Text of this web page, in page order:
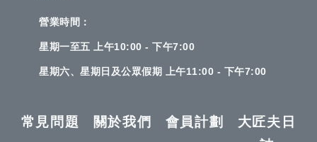
營業時間：
星期一至五 上午10:00 - 下午7:00
星期六、星期日及公眾假期 上午11:00 - 下午7:00
常見問題 關於我們 會員計劃
大匠夫日